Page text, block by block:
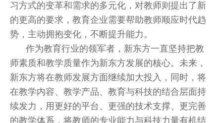
习方式的变革和需求的多元化，对教师则提出了新
的更高的要求，教育企业需要帮助教师顺应时代趋
势，主动拥抱变化，不断提升能力。
作为教育行业的领军者，新东方一直坚持把教
师素质和教学质量作为新东方发展的核心。未来，
新东方将在教师发展方面继续加大投入，同时，将
在教学内容、教学产品、教育与科技的结合层面持
续发力，用更好的平台、更强的技术支撑、更完善
的教学体系，将教师的专业能力与科技力量有机结